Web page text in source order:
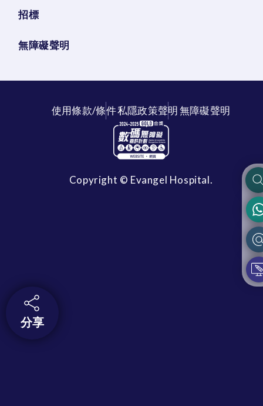
招標
無障礙聲明
使用條款/條件私隱政策聲明無障礙聲明
Copyright © Evangel Hospital.
分享